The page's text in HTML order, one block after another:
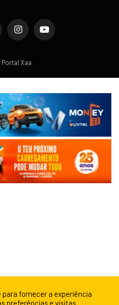
InstagramYouTube
Portal Xaa
para fornecer a experiência
preferências e visitas